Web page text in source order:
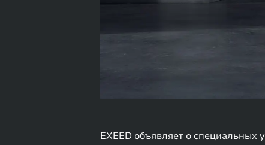
EXEED объявляет о специальных